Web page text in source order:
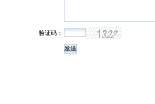
验证码：